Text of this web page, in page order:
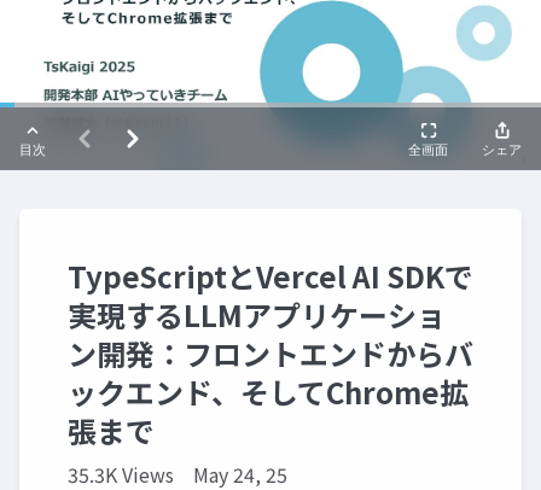
TypeScriptとVercel AI SDKで
実現するLLMアプリケーショ
ン開発：フロントエンドからバ
ックエンド、そしてChrome拡
張まで
35.3K Views May 24, 25